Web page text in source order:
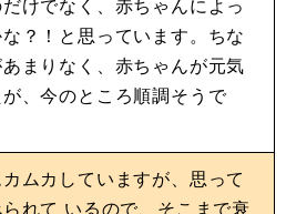
けでなく、赤ちゃんによっ
？！と思っています。ちな
まりなく、赤ちゃんが元気
、今のところ順調そうで
ムカしていますが、思って
れて いるので、そこまで衰